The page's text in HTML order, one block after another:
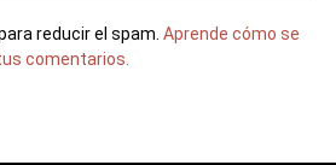
reducir el spam. Aprende cómo se
comentarios.